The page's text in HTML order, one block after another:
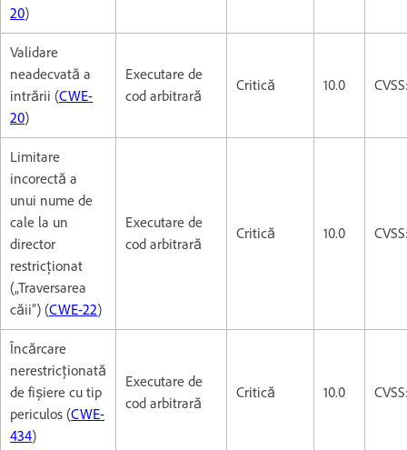
20)
Validare
neadecvată a
intrării (CWE-
20)
Executare de
cod arbitrară
Critică 10.0
Limitare
incorectă a
unui nume de
cale la un
director
restricționat
(„Traversarea
căii”) (CWE-22)
Executare de
cod arbitrară
Critică 10.0
Încărcare
nerestricționată
de fișiere cu tip
periculos (CWE-
434)
Executare de
cod arbitrară
Critică 10.0